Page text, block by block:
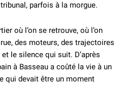
parfois à la morgue.
où l’on se retrouve, où l’on
des moteurs, des trajectoires
le silence qui suit. D’après
à Basseau a coûté la vie à un
qui devait être un moment